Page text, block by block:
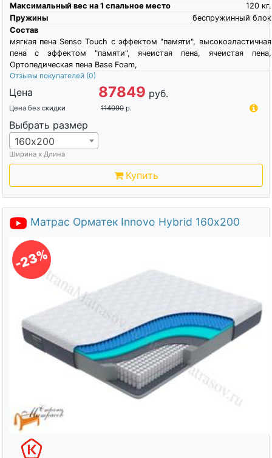
Максимальный вес на 1 спальное место
кг.
120
Пружины
беспружинный блок
Состав
мягкая пена Senso Touch c эффектом "памяти", высокоэластичная
пена c эффектом "памяти", ячеистая пена, ячеистая пена,
Ортопедическая пена Base Foam,
Отзывы покупателей (0)
Цена 87849 руб.
Цена без скидки 114090 р.
Выбрать размер
160х200
Ширина х Длина
Купить
Матрас Орматек Innovo Hybrid 160х200
-23%